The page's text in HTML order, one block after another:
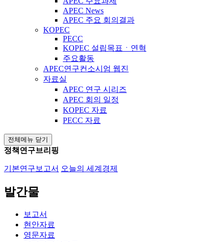
APEC News
APEC 주요 회의결과
KOPEC
PECC
KOPEC 설립목표ㆍ연혁
주요활동
APEC연구컨소시엄 웹진
자료실
APEC 연구 시리즈
APEC 회의 일정
KOPEC 자료
PECC 자료
전체메뉴 닫기
정책연구브리핑
기본연구보고서 오늘의 세계경제
발간물
보고서
현안자료
영문자료